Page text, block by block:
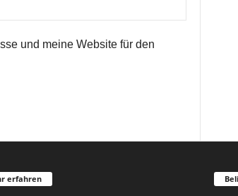
und meine Website für den
erfahren